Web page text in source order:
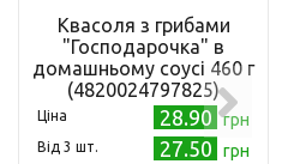
Квасоля з грибами
"Господарочка" в
домашньому соусі 460 г
(4820024797825)
Ціна 28.90 грн
Від 3 шт. 27.50 грн